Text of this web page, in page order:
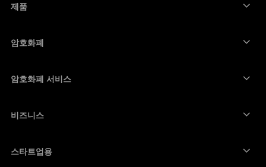
제품
하드웨어 지갑
Ledger Stax
Ledger Nano Classics
번들
암호화폐
이더리움 지갑
카르다노 지갑
모네로 지갑
암호화폐 서비스
암호화폐 구매
암호화폐 스왑
비즈니스
스타트업용